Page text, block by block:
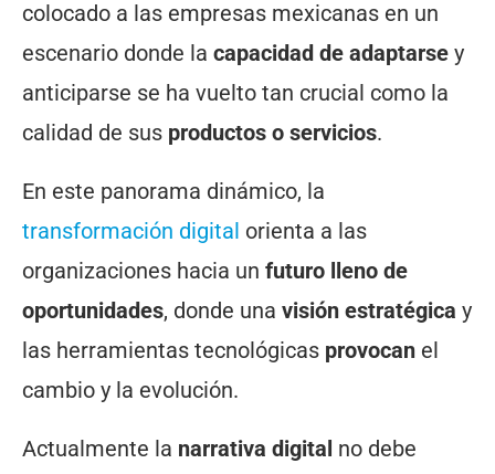
colocado a las empresas mexicanas en un
escenario donde la capacidad de adaptarse y
anticiparse se ha vuelto tan crucial como la
calidad de sus productos o servicios.
En este panorama dinámico, la
transformación digital orienta a las
organizaciones hacia un futuro lleno de
oportunidades, donde una visión estratégica y
las herramientas tecnológicas provocan el
cambio y la evolución.
Actualmente la narrativa digital no debe